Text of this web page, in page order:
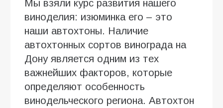
Мы взяли курс развития нашего
виноделия: изюминка его – это
наши автохтоны. Наличие
автохтонных сортов винограда на
Дону является одним из тех
важнейших факторов, которые
определяют особенность
винодельческого региона. Автохтон